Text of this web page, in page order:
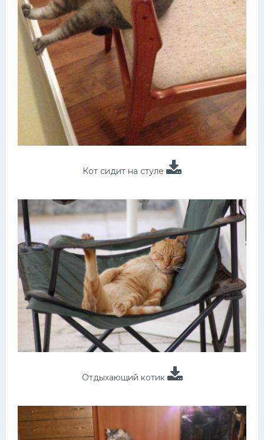
Кот сидит на стуле
Отдыхающий котик